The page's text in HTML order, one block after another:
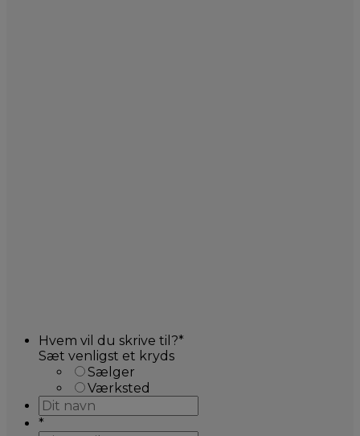
Hvem vil du skrive til?*
Sæt venligst et kryds
Sælger
Værksted
*